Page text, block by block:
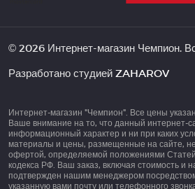
© 2026 Интернет-магазин Чемпион.
Разработано студией ZAHAROV
Интернет-магазин "Чемпион". Все цены
Ваше внимание на то, что данный интернет-
информационный характер и ни при каких
материалы и цены, размещенные на сайте,
офертой, определяемой положениями Статей
кодекса РФ. Ваш заказ, включая стоимость и
подтвержден нашим менеджером
указанную вами почту или телефонного